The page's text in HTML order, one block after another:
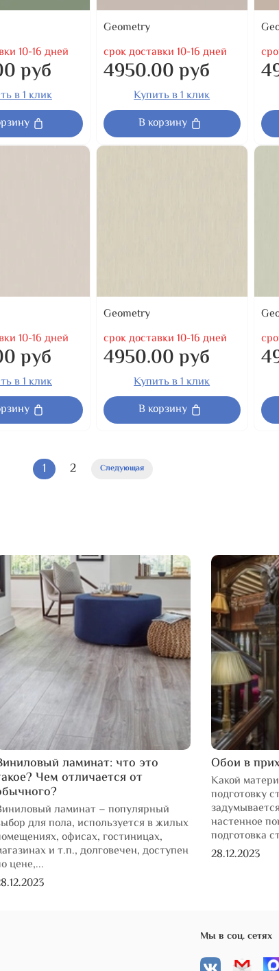
10-16 дней
руб
в 1 клик
Geometry
срок доставки 10-16 дней
4950.00 руб
Купить в 1 клик
В корзину
10-16 дней
руб
в 1 клик
Geometry
срок доставки 10-16 дней
4950.00 руб
Купить в 1 клик
В корзину
1 2 Следующая
ламинат: что это
Чем отличается от
ламинат – популярный
для пола, используется в жилых
офисах, гостиницах,
и т.п., долговечен, доступен
цене,...
Обои в
Какой
подготовку
настенное
подготовка
28.12.2023
Мы в соц. сетях